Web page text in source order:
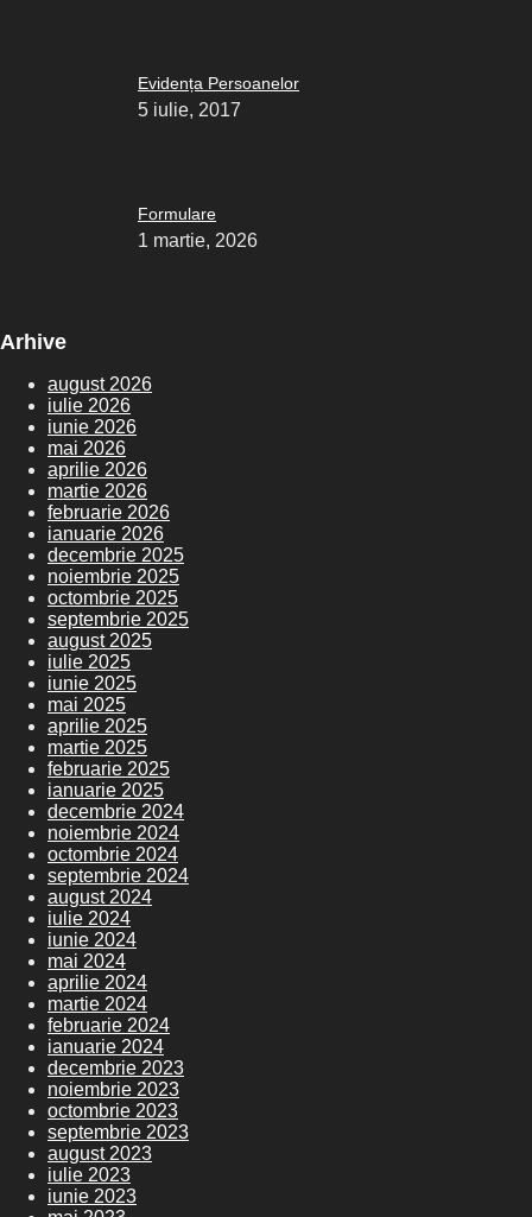
Evidența Persoanelor
5 iulie, 2017
Formulare
1 martie, 2026
Arhive
august 2026
iulie 2026
iunie 2026
mai 2026
aprilie 2026
martie 2026
februarie 2026
ianuarie 2026
decembrie 2025
noiembrie 2025
octombrie 2025
septembrie 2025
august 2025
iulie 2025
iunie 2025
mai 2025
aprilie 2025
martie 2025
februarie 2025
ianuarie 2025
decembrie 2024
noiembrie 2024
octombrie 2024
septembrie 2024
august 2024
iulie 2024
iunie 2024
mai 2024
aprilie 2024
martie 2024
februarie 2024
ianuarie 2024
decembrie 2023
noiembrie 2023
octombrie 2023
septembrie 2023
august 2023
iulie 2023
iunie 2023